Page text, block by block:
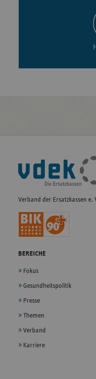
Fußleisten-
Navigation
Verband der Ersatzkassen e.
BEREICHE
Fokus
Gesundheitspolitik
Presse
Themen
Verband
Karriere